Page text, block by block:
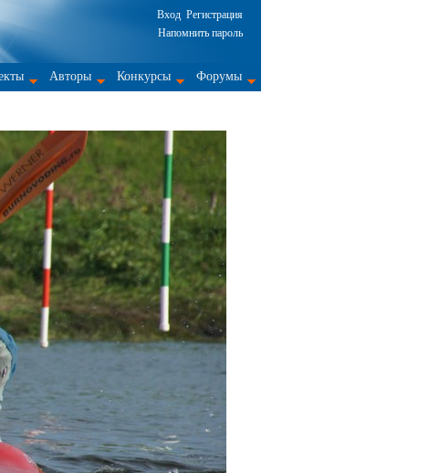
Вход Регистрация
Напомнить пароль
Авторы Конкурсы Форумы